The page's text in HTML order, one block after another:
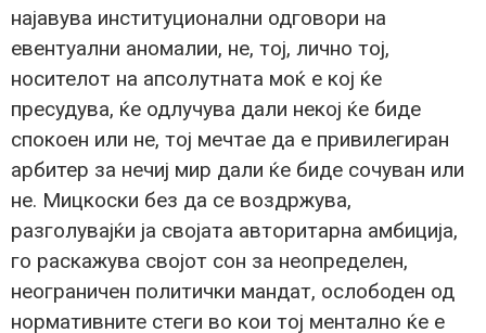
најавува институционални одговори на
евентуални аномалии, не, тој, лично тој,
носителот на апсолутната моќ е кој ќе
пресудува, ќе одлучува дали некој ќе биде
спокоен или не, тој мечтае да е привилегиран
арбитер за нечиј мир дали ќе биде сочуван или
не. Мицкоски без да се воздржува,
разголувајќи ја својата авторитарна амбиција,
го раскажува својот сон за неопределен,
неограничен политички мандат, ослободен од
нормативните стеги во кои тој ментално ќе е